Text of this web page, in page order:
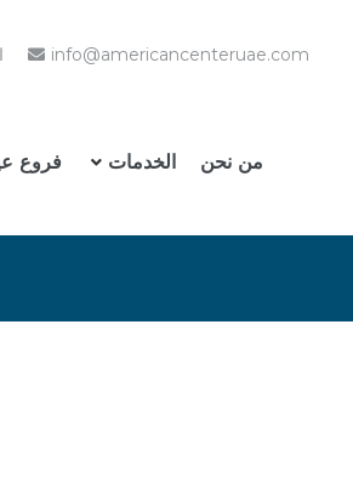
info@americancenteruae.com
من نحن الخدمات فروع